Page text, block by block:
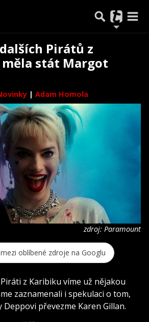
Pirátů z
stát Margot
| Adam Homola
zdroj: Paramount
oblíbené zdroje na Googlu
z Karibiku víme už nějakou
zaznamenali i spekulaci o tom,
Deppovi převezme Karen Gillan.